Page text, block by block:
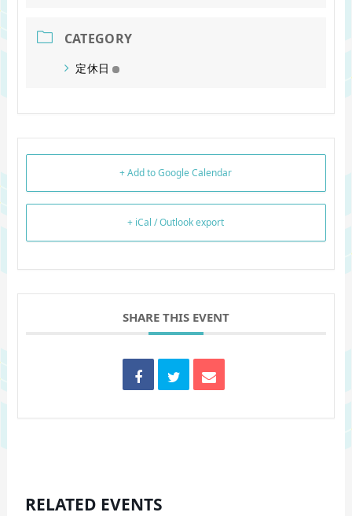
CATEGORY
定休日
+ Add to Google Calendar
+ iCal / Outlook export
SHARE THIS EVENT
RELATED EVENTS